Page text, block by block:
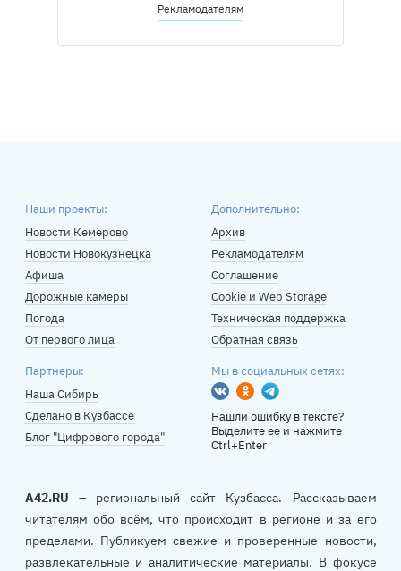
Рекламодателям
Наши проекты:
Новости Кемерово
Новости Новокузнецка
Афиша
Дорожные камеры
Погода
От первого лица
Дополнительно:
Архив
Рекламодателям
Соглашение
Cookie и Web Storage
Техническая поддержка
Обратная связь
Партнеры:
Наша Сибирь
Сделано в Кузбассе
Блог "Цифрового города"
Мы в социальных сетях:
Вконтакте
Одноклассники
Telegram
Нашли ошибку в тексте?
Выделите ее и нажмите
Ctrl+Enter
A42.RU – региональный сайт Кузбасса. Рассказываем
читателям обо всём, что происходит в регионе и за его
пределами. Публикуем свежие и проверенные новости,
развлекательные и аналитические материалы. В фокусе